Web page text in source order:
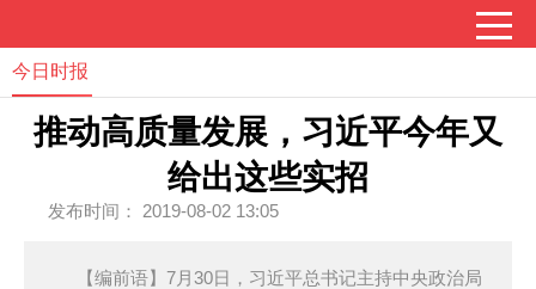
今日时报
推动高质量发展，习近平今年又
给出这些实招
发布时间： 2019-08-02 13:05
【编前语】7月30日，习近平总书记主持中央政治局